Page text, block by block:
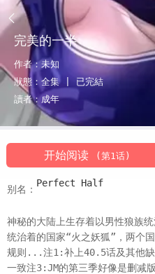
完美的一半
作者：未知
狀態： 全集 | 已完結
讀者： 成年
开始阅读 (第1话)
别名：
Perfect Half
神秘的大陆上生存着以男性狼族
统治着的国家“火之妖狐”，两个
规则...注1:补上40.5话及其他缺
一致注3:JM的第三季好像是删减